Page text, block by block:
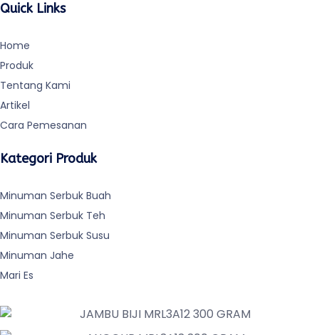
Quick Links
Home
Produk
Tentang Kami
Artikel
Cara Pemesanan
Kategori Produk
Minuman Serbuk Buah
Minuman Serbuk Teh
Minuman Serbuk Susu
Minuman Jahe
Mari Es